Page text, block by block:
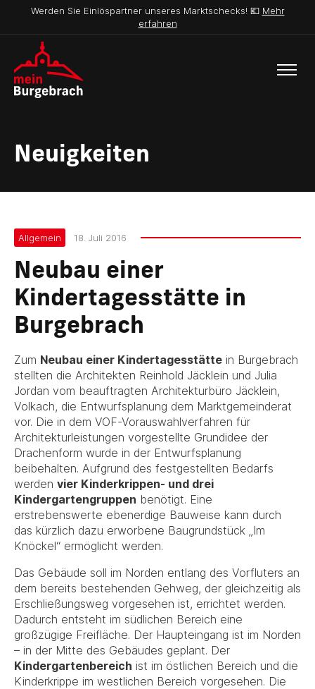
Werden Sie Einlöspartner unseres Marktschecks! 💶 Mehr
erfahren
Neuigkeiten
Allgemein 18. Juli 2016
Neubau einer
Kindertagesstätte in
Burgebrach
Zum Neubau einer Kindertagesstätte in Burgebrach
stellten die Architekten Reinhold Jäcklein und Julia
Jordan vom beauftragten Architekturbüro Jäcklein,
Volkach, die Entwurfsplanung dem Marktgemeinderat
vor. Die in dem VOF-Vorauswahlverfahren für
Architekturleistungen vorgestellte Grundidee der
Drachenform wurde in der Entwurfsplanung
beibehalten. Aufgrund des festgestellten Bedarfs
werden vier Kinderkrippen- und drei
Kindergartengruppen benötigt. Eine
erstrebenswerte ebenerdige Bauweise kann durch
das kürzlich dazu erworbene Baugrundstück „Im
Knöckel“ ermöglicht werden.
Das Gebäude soll im Norden entlang des Vorfluters an
dem bereits bestehenden Gehweg, der gleichzeitig als
Erschließungsweg vorgesehen ist, errichtet werden.
Dadurch entsteht im südlichen Bereich eine
großzügige Freifläche. Der Haupteingang ist im Norden
– in der Mitte des Gebäudes geplant. Der
Kindergartenbereich ist im östlichen Bereich und die
Kinderkrippe im westlichen Bereich vorgesehen. Die